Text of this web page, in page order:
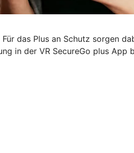
das Plus an Schutz sorgen
in der VR SecureGo plus App